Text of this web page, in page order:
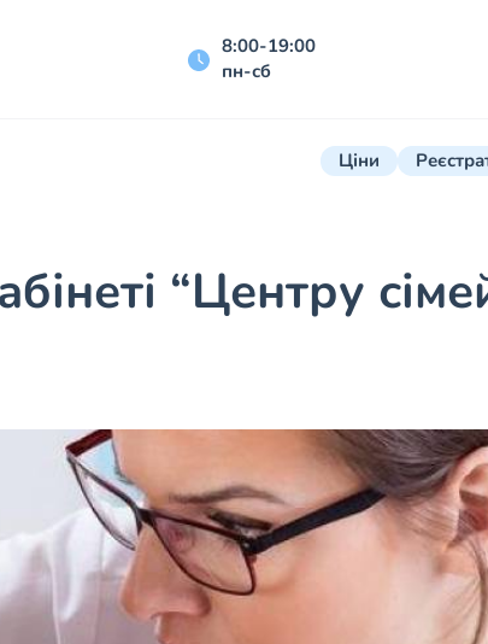
8:00-19:00
пн-сб
Ціни
“Центру